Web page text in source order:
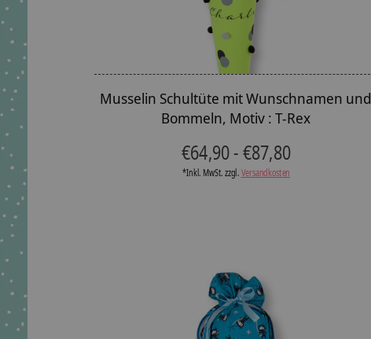
Musselin Schultüte mit Wunschnamen und
Bommeln, Motiv : T-Rex
€64,90 - €87,80
*Inkl. MwSt. zzgl.Versandkosten